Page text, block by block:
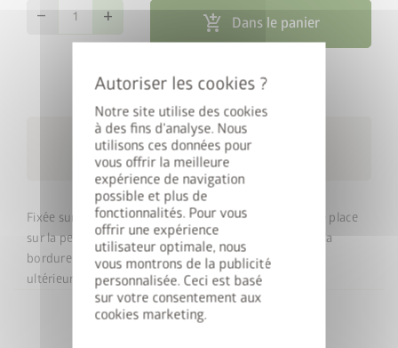
Notre site utilise des cookies
à des fins d'analyse. Nous
utilisons ces données pour
vous offrir la meilleure
expérience de navigation
possible et plus de
fonctionnalités. Pour vous
offrir une expérience
utilisateur optimale, nous
vous montrons de la publicité
personnalisée. Ceci est basé
sur votre consentement aux
cookies marketing.
remove add add_shopping_cart Dans le panier
map_search Outil de recherche de revendeurs
local_shipping
Livraison gratuite dans un
délai de 10 jours ouvrables
Fixée sur un cadre de sol, la bordure pour tondeuse se place
sur la pelouse. On fixe ensuite le potager surélevé sur la
bordure pour tondeuse (elle ne peut pas être montée
ultérieurement). Largeur : 6,7 cm